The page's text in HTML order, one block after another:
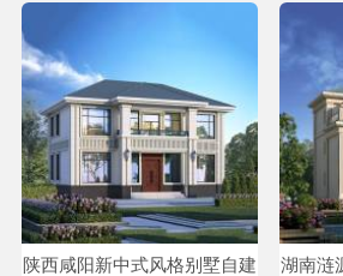
陕西咸阳新中式风格别墅自建
湖南涟